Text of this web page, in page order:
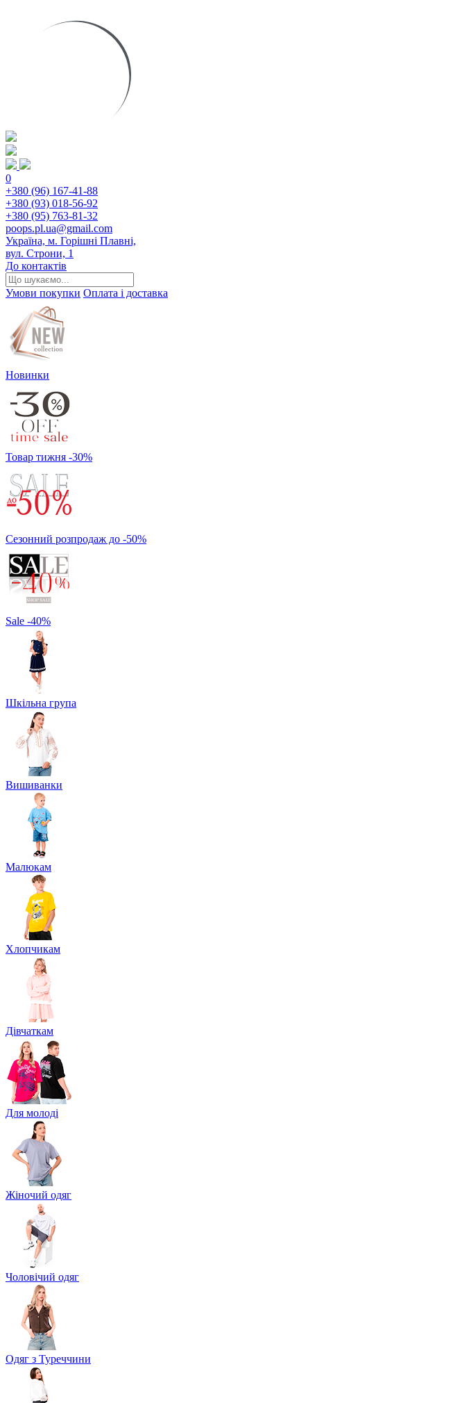
0
+380 (96) 167-41-88
+380 (93) 018-56-92
+380 (95) 763-81-32
poops.pl.ua@gmail.com
Україна, м. Горішні Плавні,
вул. Строни, 1
До контактів
Умови покупки Оплата і доставка
Новинки
Товар тижня -30%
Сезонний розпродаж до -50%
Sale -40%
Шкільна група
Вишиванки
Малюкам
Хлопчикам
Дівчаткам
Для молоді
Жіночий одяг
Чоловічий одяг
Одяг з Туреччини